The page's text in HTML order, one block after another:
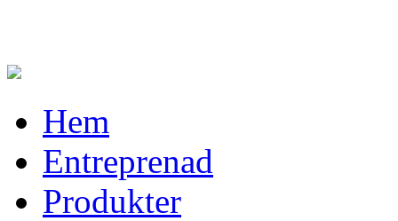
Hem
Entreprenad
Produkter